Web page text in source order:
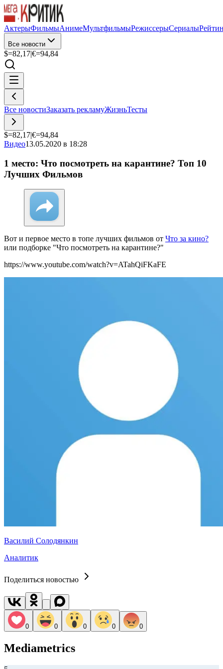
АктерыФильмыАнимеМультфильмыРежиссерыСериалы
Все новости
$=82,17|€=94,84
Все новостиЗаказать рекламуЖизньТесты
$=82,17|€=94,84
Видео13.05.2020 в 18:28
1 место: Что посмотреть на карантине? Топ 10
Лучших Фильмов
Вот и первое место в топе лучших фильмов от Что за кино?
или подборке "Что посмотреть на карантине?"
https://www.youtube.com/watch?v=ATahQiFKaFE
Василий Солодянкин
Аналитик
Поделиться новостью
0 0 0 0 0
Mediametrics